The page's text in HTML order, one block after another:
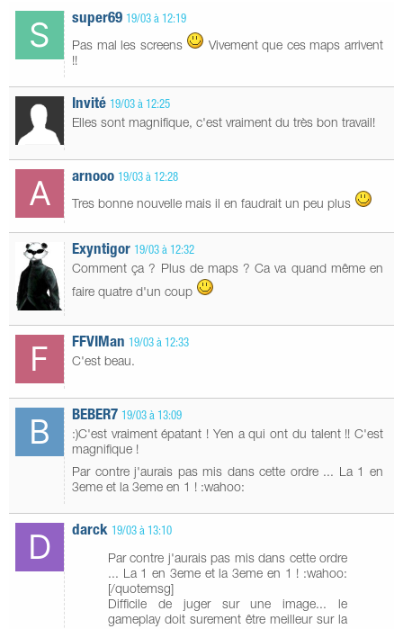
super69 19/03 à 12:19
Pas mal les screens
Vivement que ces maps arrivent
!!
Invité 19/03 à 12:25
Elles sont magnifique, c'est vraiment du très bon travail!
arnooo 19/03 à 12:28
Tres bonne nouvelle mais il en faudrait un peu plus
Exyntigor 19/03 à 12:32
Comment ça ? Plus de maps ? Ca va quand même en
faire quatre d'un coup
FFVIMan 19/03 à 12:33
C'est beau.
BEBER7 19/03 à 13:09
:)C'est vraiment épatant ! Yen a qui ont du talent !! C'est
magnifique !
Par contre j'aurais pas mis dans cette ordre ... La 1 en
3eme et la 3eme en 1 ! :wahoo:
darck 19/03 à 13:10
Par contre j'aurais pas mis dans cette ordre
... La 1 en 3eme et la 3eme en 1 ! :wahoo:
[/quotemsg]
Difficile de juger sur une image... le
gameplay doit surement être meilleur sur la